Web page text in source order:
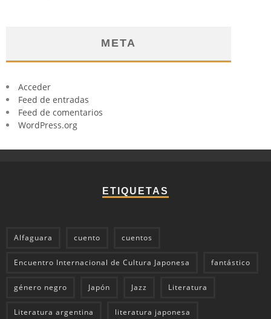
META
Acceder
Feed de entradas
Feed de comentarios
WordPress.org
ETIQUETAS
Alfaguara cuento cuentos
Encuentro Internacional de Cultura Japonesa fantástico
género negro Japón Jazz Literatura
Literatura argentina literatura japonesa